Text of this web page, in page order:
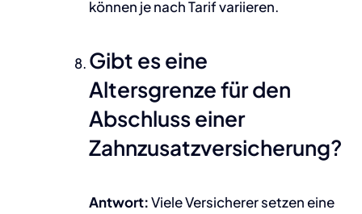
können je nach Tarif variieren.
Gibt es eine
Altersgrenze für den
Abschluss einer
Zahnzusatzversicherung?
Antwort:Viele Versicherer setzen eine